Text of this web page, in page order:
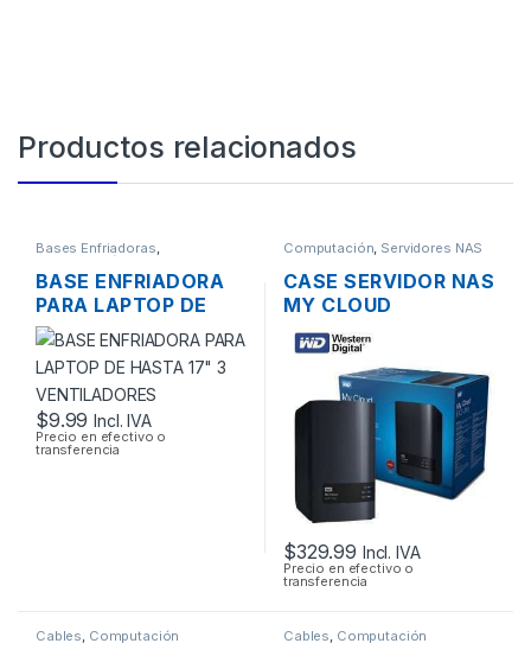
Productos relacionados
Bases Enfriadoras,
Computación
BASE ENFRIADORA
PARA LAPTOP DE
HASTA 17″ 3
VENTILADORES
$9.99 Incl. IVA
Precio en efectivo o
transferencia
Computación, Servidores NAS
CASE SERVIDOR NAS
MY CLOUD
WESTERN DIGITAL 2
BAHÍAS SATA CON
USB 3.0 Y PUERTO
DE RED GIGABIT
$329.99 Incl. IVA
Precio en efectivo o
transferencia
Cables Computación Cables Computación